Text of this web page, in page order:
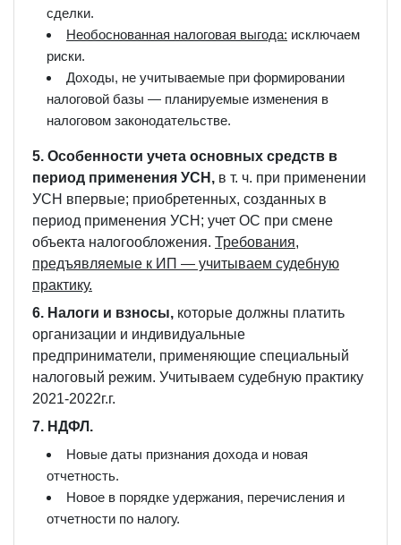
сделки.
Необоснованная налоговая выгода: исключаем
риски.
Доходы, не учитываемые при формировании
налоговой базы — планируемые изменения в
налоговом законодательстве.
5. Особенности учета основных средств в
период применения УСН, в т. ч. при применении
УСН впервые; приобретенных, созданных в
период применения УСН; учет ОС при смене
объекта налогообложения. Требования,
предъявляемые к ИП — учитываем судебную
практику.
6. Налоги и взносы, которые должны платить
организации и индивидуальные
предприниматели, применяющие специальный
налоговый режим. Учитываем судебную практику
2021-2022г.г.
7. НДФЛ.
Новые даты признания дохода и новая
отчетность.
Новое в порядке удержания, перечисления и
отчетности по налогу.